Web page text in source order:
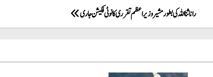
رانا ثنا اللہ کی بطور مشیر وزیراعظم تقرری کا نوٹی فکیشن جاری